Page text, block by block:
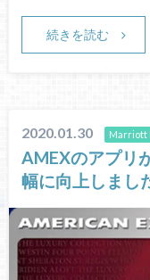
続きを読む
2020.01.30 Marriott
AMEXのアプリ
幅に向上しまし